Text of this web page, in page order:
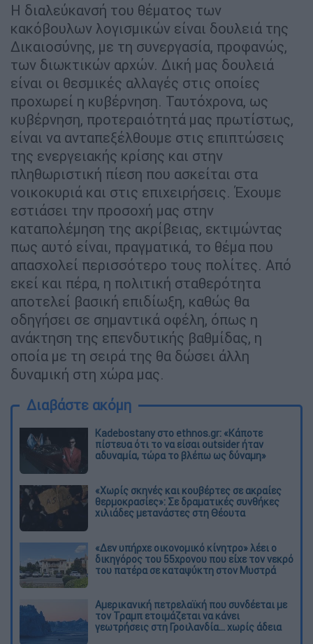
Η διαλεύκανσή του θέματος των
κακόβουλων λογισμικών είναι δουλειά της
Δικαιοσύνης, με τη συνεργασία, προφανώς,
των διωκτικών αρχών. Δική μας δουλειά
είναι οι θεσμικές αλλαγές στις οποίες
προχωρεί η κυβέρνηση. Ταυτόχρονα, ως
κυβέρνηση, προτεραιότητά μας πρωτίστως,
είναι να ανταπεξέλθουμε στις επιπτώσεις
της ενεργειακής κρίσης και στην
πληθωριστική πίεση που ασκείται στα
νοικοκυριά και στις επιχειρήσεις. Έχουμε
εστιάσει την προσοχή μας στην
καταπολέμηση της ακρίβειας, εκτιμώντας
πως αυτό είναι, πραγματικά, το θέμα που
απασχολεί περισσότερο τους πολίτες. Από
εκεί και πέρα, η πολιτική σταθερότητα
αποτελεί βασική επιδίωξη, καθώς θα
οδηγήσει σε σημαντικά οφέλη, όπως η
ανάκτηση της επενδυτικής βαθμίδας, η
οποία με τη σειρά της θα δώσει άλλη
δυναμική στη χώρα μας.
Διαβάστε ακόμη
Kadebostany στο ethnos.gr: «Κάποτε
πίστευα ότι το να είσαι outsider ήταν
αδυναμία, τώρα το βλέπω ως δύναμη»
«Χωρίς σκηνές και κουβέρτες σε ακραίες
θερμοκρασίες»: Σε δραματικές συνθήκες
χιλιάδες μετανάστες στη Θέουτα
«Δεν υπήρχε οικονομικό κίνητρο» λέει ο
δικηγόρος του 55χρονου που είχε τον νεκρό
του πατέρα σε καταψύκτη στον Μυστρά
Αμερικανική πετρελαϊκή που συνδέεται με
τον Τραμπ ετοιμάζεται να κάνει
γεωτρήσεις στη Γροιλανδία... χωρίς άδεια